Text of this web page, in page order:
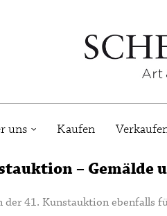
uns Kaufen
– Gemälde
41. Kunstauktion ebenfalls